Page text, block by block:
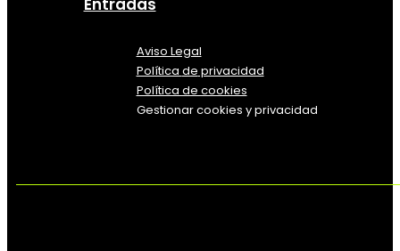
Entradas
Aviso Legal
Política de privacidad
Política de cookies
Gestionar cookies y privacidad